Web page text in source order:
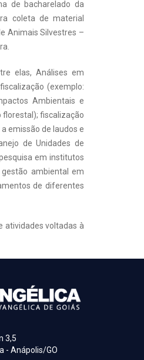
de bacharelado da
coleta de material
Animais Silvestres –
elas, Análises em
(exemplo:
Ambientais e
fiscalização
emissão de laudos e
de Unidades de
em institutos
ambiental em
de diferentes
atividades voltadas à
3,5
- Anápolis/GO